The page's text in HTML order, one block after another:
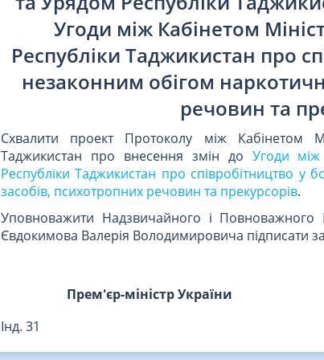
Угоди між Кабінетом
Республіки Таджикистан про
незаконним обігом
речовин та
Схвалити проект Протоколу між Кабінетом
Таджикистан про внесення змін до Угоди між
Республіки Таджикистан про співробітництво у
засобів, психотропних речовин та прекурсорів.
Уповноважити Надзвичайного і Повноважного
Євдокимова Валерія Володимировича підписати
Прем'єр-міністр України
Інд. 31